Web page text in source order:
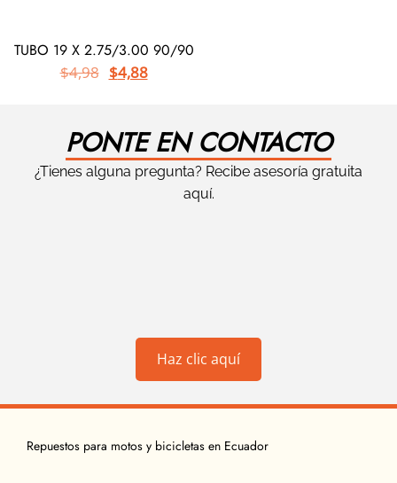
TUBO 19 X 2.75/3.00 90/90
$4,98 $4,88
PONTE EN CONTACTO
¿Tienes alguna pregunta? Recibe asesoría gratuita
aquí.
Haz clic aquí
Repuestos para motos y bicicletas en Ecuador